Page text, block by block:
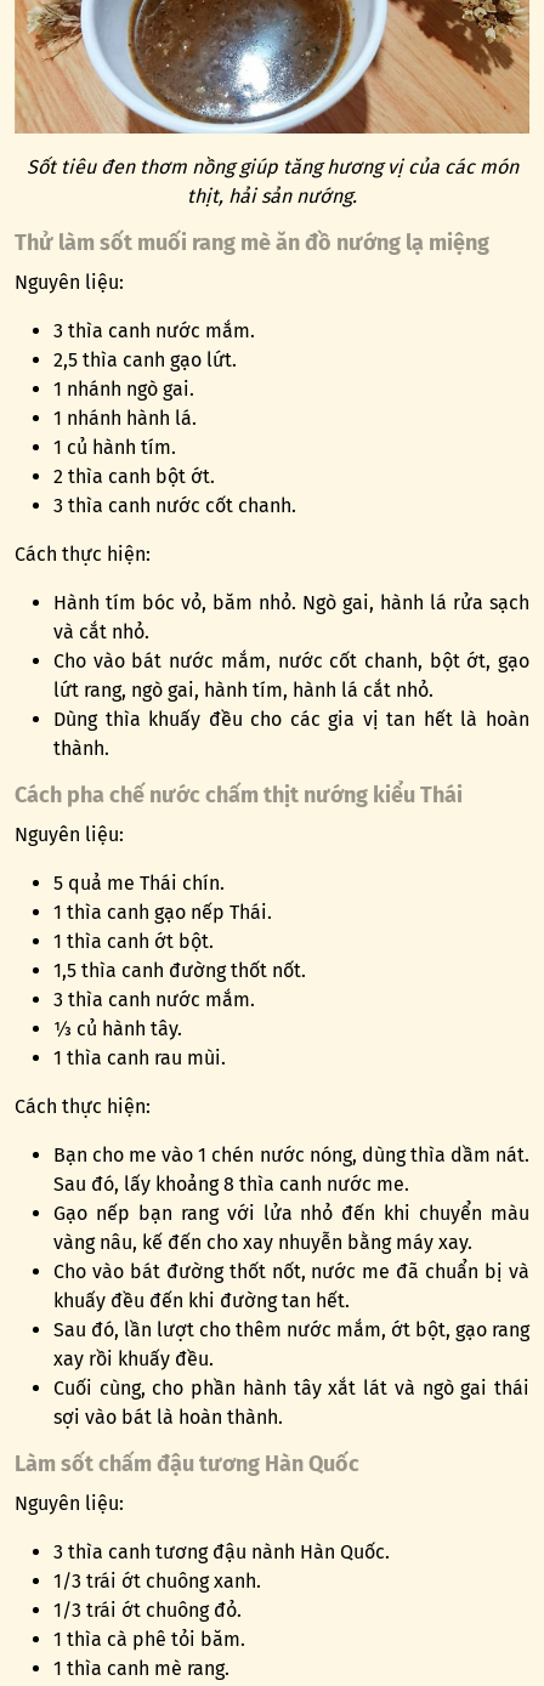
Sốt tiêu đen thơm nồng giúp tăng hương vị của các món
thịt, hải sản nướng.
Thử làm sốt muối rang mè ăn đồ nướng lạ miệng
Nguyên liệu:
3 thìa canh nước mắm.
2,5 thìa canh gạo lứt.
1 nhánh ngò gai.
1 nhánh hành lá.
1 củ hành tím.
2 thìa canh bột ớt.
3 thìa canh nước cốt chanh.
Cách thực hiện:
Hành tím bóc vỏ, băm nhỏ. Ngò gai, hành lá rửa sạch
và cắt nhỏ.
Cho vào bát nước mắm, nước cốt chanh, bột ớt, gạo
lứt rang, ngò gai, hành tím, hành lá cắt nhỏ.
Dùng thìa khuấy đều cho các gia vị tan hết là hoàn
thành.
Cách pha chế nước chấm thịt nướng kiểu Thái
Nguyên liệu:
5 quả me Thái chín.
1 thìa canh gạo nếp Thái.
1 thìa canh ớt bột.
1,5 thìa canh đường thốt nốt.
3 thìa canh nước mắm.
⅓ củ hành tây.
1 thìa canh rau mùi.
Cách thực hiện:
Bạn cho me vào 1 chén nước nóng, dùng thìa dầm nát.
Sau đó, lấy khoảng 8 thìa canh nước me.
Gạo nếp bạn rang với lửa nhỏ đến khi chuyển màu
vàng nâu, kế đến cho xay nhuyễn bằng máy xay.
Cho vào bát đường thốt nốt, nước me đã chuẩn bị và
khuấy đều đến khi đường tan hết.
Sau đó, lần lượt cho thêm nước mắm, ớt bột, gạo rang
xay rồi khuấy đều.
Cuối cùng, cho phần hành tây xắt lát và ngò gai thái
sợi vào bát là hoàn thành.
Làm sốt chấm đậu tương Hàn Quốc
Nguyên liệu:
3 thìa canh tương đậu nành Hàn Quốc.
1/3 trái ớt chuông xanh.
1/3 trái ớt chuông đỏ.
1 thìa cà phê tỏi băm.
1 thìa canh mè rang.